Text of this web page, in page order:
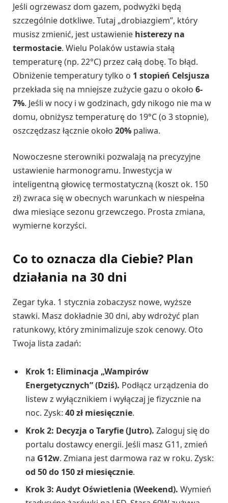
Jeśli ogrzewasz dom gazem, podwyżki będą
szczególnie dotkliwe. Tutaj „drobiazgiem”, który
musisz zmienić, jest ustawienie histerezy na
termostacie. Wielu Polaków ustawia stałą
temperaturę (np. 22°C) przez całą dobę. To błąd.
Obniżenie temperatury tylko o 1 stopień Celsjusza
przekłada się na mniejsze zużycie gazu o około 6-
7%. Jeśli w nocy i w godzinach, gdy nikogo nie ma w
domu, obniżysz temperaturę do 19°C (o 3 stopnie),
oszczędzasz łącznie około 20% paliwa.
Nowoczesne sterowniki pozwalają na precyzyjne
ustawienie harmonogramu. Inwestycja w
inteligentną głowicę termostatyczną (koszt ok. 150
zł) zwraca się w obecnych warunkach w niespełna
dwa miesiące sezonu grzewczego. Prosta zmiana,
wymierne korzyści.
Co to oznacza dla Ciebie? Plan
działania na 30 dni
Zegar tyka. 1 stycznia zobaczysz nowe, wyższe
stawki. Masz dokładnie 30 dni, aby wdrożyć plan
ratunkowy, który zminimalizuje szok cenowy. Oto
Twoja lista zadań:
Krok 1: Eliminacja „Wampirów
Energetycznych” (Dziś). Podłącz urządzenia do
listew z wyłącznikiem i wyłączaj je fizycznie na
noc. Zysk: 40 zł miesięcznie.
Krok 2: Decyzja o Taryfie (Jutro). Zaloguj się do
portalu dostawcy energii. Jeśli masz G11, zmień
na G12w. Zmiana jest darmowa raz w roku. Zysk:
od 50 do 150 zł miesięcznie.
Krok 3: Audyt Oświetlenia (Weekend). Wymień